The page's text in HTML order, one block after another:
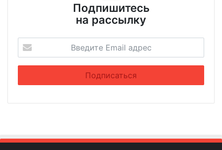
Подпишитесь
на рассылку